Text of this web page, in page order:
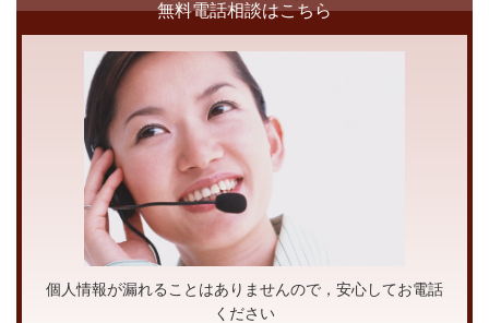
無料電話相談はこちら
個人情報が漏れることはありませんので，安心してお電話
ください